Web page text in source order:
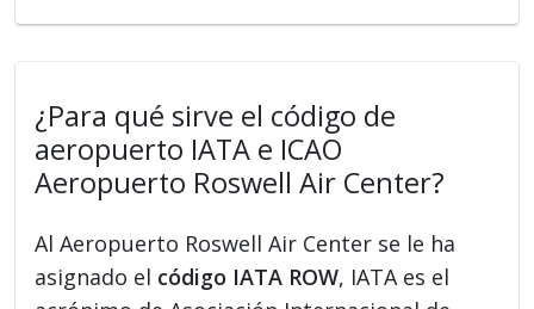
¿Para qué sirve el código de
aeropuerto IATA e ICAO
Aeropuerto Roswell Air Center?
Al Aeropuerto Roswell Air Center se le ha
asignado el código IATA ROW, IATA es el